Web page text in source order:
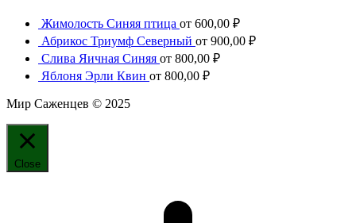
Жимолость Синяя птица от 600,00 ₽
Абрикос Триумф Северный от 900,00 ₽
Слива Яичная Синяя от 800,00 ₽
Яблоня Эрли Квин от 800,00 ₽
Мир Саженцев © 2025
Close